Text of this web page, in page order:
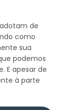
de
como
sua
podemos
E apesar de
à parte